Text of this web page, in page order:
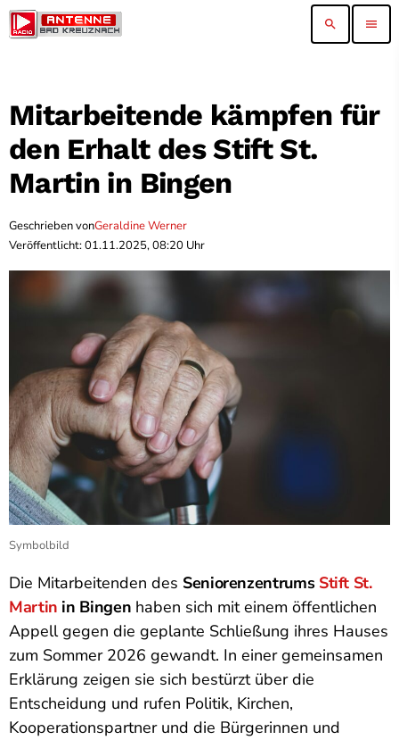
search menu
Mitarbeitende kämpfen für
den Erhalt des Stift St.
Martin in Bingen
Geschrieben vonGeraldine Werner
Veröffentlicht: 01.11.2025, 08:20 Uhr
Symbolbild
Die Mitarbeitenden des Seniorenzentrums Stift St.
Martin in Bingen haben sich mit einem öffentlichen
Appell gegen die geplante Schließung ihres Hauses
zum Sommer 2026 gewandt. In einer gemeinsamen
Erklärung zeigen sie sich bestürzt über die
Entscheidung und rufen Politik, Kirchen,
Kooperationspartner und die Bürgerinnen und